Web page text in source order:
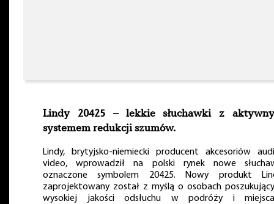
Lindy 20425 – lekkie słuchawki z
systemem redukcji szumów.
Lindy, brytyjsko-niemiecki producent akcesoriów
video, wprowadził na polski rynek nowe
oznaczone symbolem 20425. Nowy produkt
zaprojektowany został z myślą o osobach
wysokiej jakości odsłuchu w podróży i